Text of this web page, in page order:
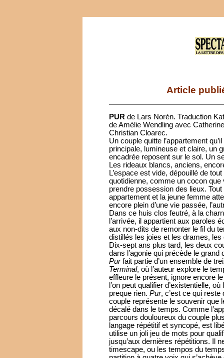
Article
PUR de Lars Norén. Traduction
de Amélie Wendling avec
Christian Cloarec.
Un couple quitte l’appartement
principale, lumineuse et claire, un
encadrée reposent sur le sol. Un
Les rideaux blancs, anciens,
L’espace est vide, dépouillé de
quotidienne, comme un cocon
prendre possession des lieux.
appartement et la jeune femme
encore plein d’une vie passée,
Dans ce huis clos feutré, à la
l’arrivée, il appartient aux paroles
aux non-dits de remonter le fil du
distillés les joies et les drames, les
Dix-sept ans plus tard, les deux
dans l’agonie qui précède le grand
Purfait partie d’un ensemble de
Terminal, où l’auteur explore le
effleure le présent, ignore encore
l’on peut qualifier d’existentielle,
preque rien. Pur, c’est ce qui
couple représente le souvenir que
décalé dans le temps. Comme
parcours douloureux du couple
langage répétitif et syncopé, est
utilise un joli jeu de mots pour
jusqu’aux dernières répétitions. Il
timescape, ou les tempos du